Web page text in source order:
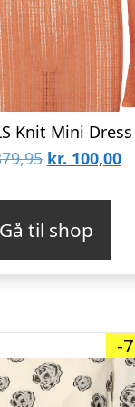
Den
var:
kr. 379,95.
kr. 100,00
Gå til shop
-